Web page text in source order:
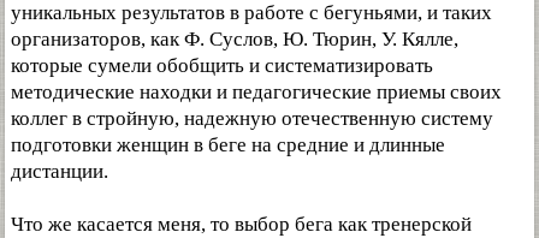
уникальных результатов в работе с бегуньями, и таких
организаторов, как Ф. Суслов, Ю. Тюрин, У. Кялле,
которые сумели обобщить и систематизировать
методические находки и педагогические приемы своих
коллег в стройную, надежную отечественную систему
подготовки женщин в беге на средние и длинные
дистанции.
Что же касается меня, то выбор бега как тренерской